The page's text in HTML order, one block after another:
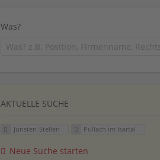
Was?
AKTUELLE SUCHE
Juristen-Stellen Pullach im Isartal
Neue Suche starten